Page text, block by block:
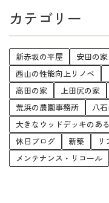
カテゴリー
新赤坂の平屋 安田の家
西山の性能向上リノベ
高田の家
上田尻の家
荒浜の農園事務所
八
大きなウッドデッキのあ
休日ブログ
新築
メンテナンス・リコール